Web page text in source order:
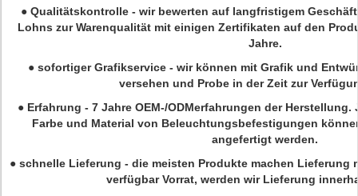
● Qualitätskontrolle - wir bewerten auf langfristigem
Lohns zur Warenqualität mit einigen Zertifikaten auf den
Jahre.
● sofortiger Grafikservice - wir können mit Grafik und
versehen und Probe in der Zeit zur
● Erfahrung - 7 Jahre OEM-/ODMerfahrungen der
Farbe und Material von Beleuchtungsbefestigungen
angefertigt werden.
● schnelle Lieferung - die meisten Produkte machen Lieferung
verfügbar Vorrat, werden wir Lieferung